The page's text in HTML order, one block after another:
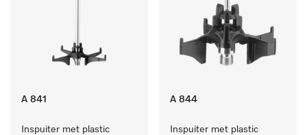
A 841
Inspuiter met plastic
A 844
Inspuiter met plastic